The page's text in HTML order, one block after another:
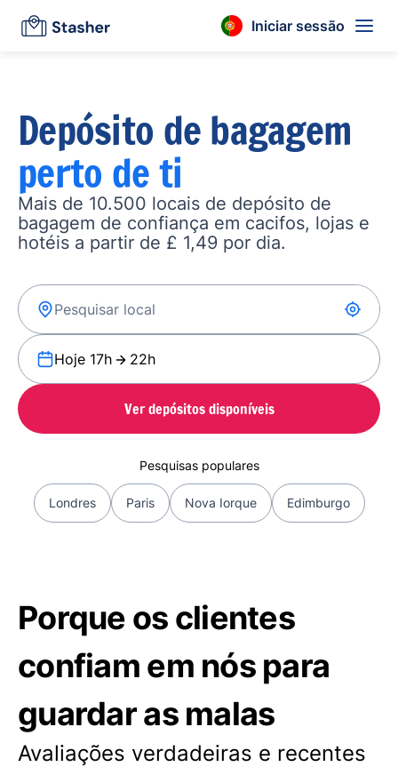
Iniciar sessão
Depósito de bagagem
perto de ti
Mais de 10.500 locais de depósito de
bagagem de confiança em cacifos, lojas e
hotéis a partir de £ 1,49 por dia.
Hoje 17h 22h
Ver depósitos disponíveis
Pesquisas populares
Londres Paris Nova Iorque Edimburgo
Porque os clientes
confiam em nós para
guardar as malas
Avaliações verdadeiras e recentes